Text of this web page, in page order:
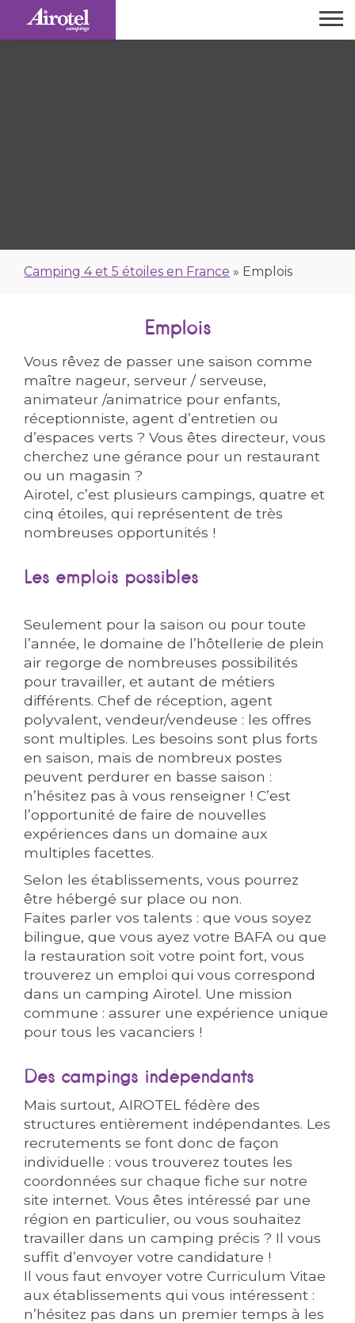
Camping 4 et 5 étoiles en France » Emplois
Emplois
Vous rêvez de passer une saison comme
maître nageur, serveur / serveuse,
animateur /animatrice pour enfants,
réceptionniste, agent d’entretien ou
d’espaces verts ? Vous êtes directeur, vous
cherchez une gérance pour un restaurant
ou un magasin ?
Airotel, c’est plusieurs campings, quatre et
cinq étoiles, qui représentent de très
nombreuses opportunités !
Les emplois possibles
Seulement pour la saison ou pour toute
l’année, le domaine de l’hôtellerie de plein
air regorge de nombreuses possibilités
pour travailler, et autant de métiers
différents. Chef de réception, agent
polyvalent, vendeur/vendeuse : les offres
sont multiples. Les besoins sont plus forts
en saison, mais de nombreux postes
peuvent perdurer en basse saison :
n’hésitez pas à vous renseigner ! C’est
l’opportunité de faire de nouvelles
expériences dans un domaine aux
multiples facettes.
Selon les établissements, vous pourrez
être hébergé sur place ou non.
Faites parler vos talents : que vous soyez
bilingue, que vous ayez votre BAFA ou que
la restauration soit votre point fort, vous
trouverez un emploi qui vous correspond
dans un camping Airotel. Une mission
commune : assurer une expérience unique
pour tous les vacanciers !
Des campings indépendants
Mais surtout, AIROTEL fédère des
structures entièrement indépendantes. Les
recrutements se font donc de façon
individuelle : vous trouverez toutes les
coordonnées sur chaque fiche sur notre
site internet. Vous êtes intéressé par une
région en particulier, ou vous souhaitez
travailler dans un camping précis ? Il vous
suffit d’envoyer votre candidature !
Il vous faut envoyer votre Curriculum Vitae
aux établissements qui vous intéressent :
n’hésitez pas dans un premier temps à les